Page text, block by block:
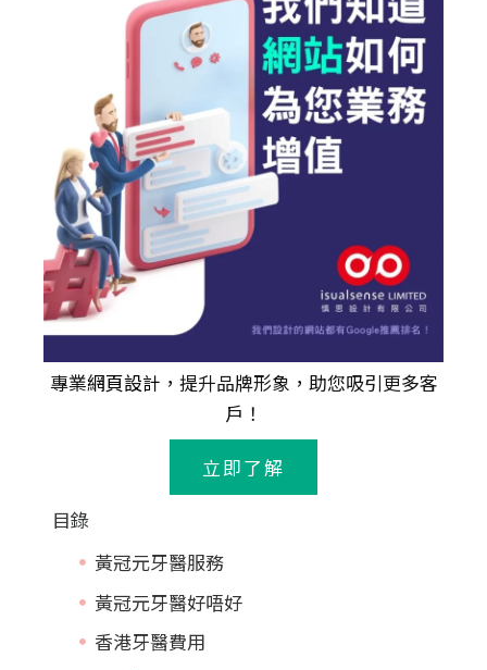
專業網頁設計 ，提升品牌形象，助您吸引更多客
戶！
立即了解
目錄
黃冠元牙醫服務
黃冠元牙醫好唔好
香港牙醫費用